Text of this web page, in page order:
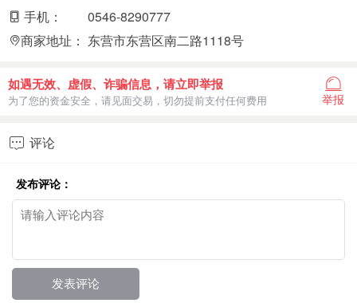
手机：
0546-8290777
商家地址： 东营市东营区南二路1118号
如遇无效、虚假、诈骗信息，请立即举报
为了您的资金安全，请见面交易，切勿提前支付任何费用 举报
 评论
发布评论：